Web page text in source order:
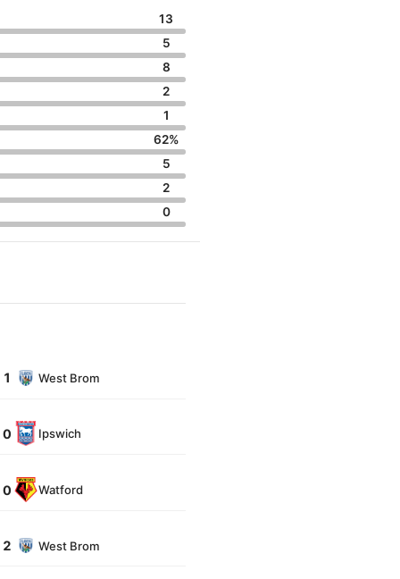
13
5
8
2
1
62%
5
2
0
West Brom
0 Ipswich
0 Watford
2 West Brom